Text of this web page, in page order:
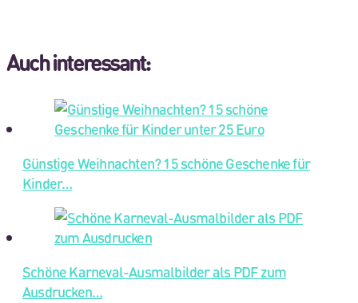
Auch interessant:
Günstige Weihnachten? 15 schöne Geschenke für
Kinder…
Schöne Karneval-Ausmalbilder als PDF zum
Ausdrucken…